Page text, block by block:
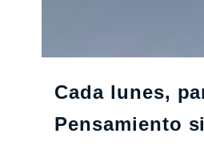
Cada lunes,
Pensamiento